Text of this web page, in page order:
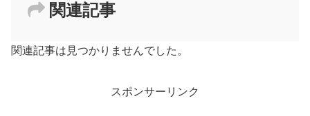
関連記事
関連記事は見つかりませんでした。
スポンサーリンク